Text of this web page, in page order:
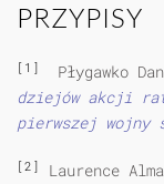
PRZYPISY
[1] Płygawko
dziejów akcji
pierwszej wojny
[2]
Laurence